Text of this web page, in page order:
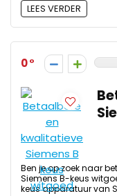
LEES VERDER
0
Ben je op zoek naar
Siemens B-keus
keus apparatuur van